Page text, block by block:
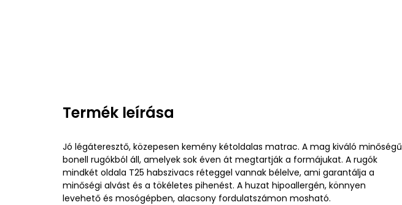
Termék leírása
Jó légáteresztő, közepesen kemény kétoldalas matrac. A mag kiváló minőségű
bonell rugókból áll, amelyek sok éven át megtartják a formájukat. A rugók
mindkét oldala T25 habszivacs réteggel vannak bélelve, ami garantálja a
minőségi alvást és a tökéletes pihenést. A huzat hipoallergén, könnyen
levehető és mosógépben, alacsony fordulatszámon mosható.